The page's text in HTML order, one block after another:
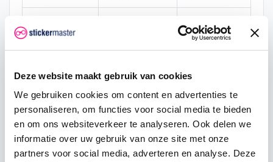
Deze website maakt gebruik van cookies
We gebruiken cookies om content en advertenties te
personaliseren, om functies voor social media te bieden
en om ons websiteverkeer te analyseren. Ook delen we
informatie over uw gebruik van onze site met onze
partners voor social media, adverteren en analyse. Deze
€ 1,35
100 € 1,24 € 101,25
200 € 1,13 € 225,00
€ 0,90 € 675,00